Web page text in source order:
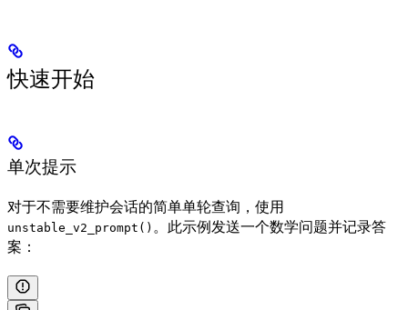
快速开始
单次提示
对于不需要维护会话的简单单轮查询，使用
unstable_v2_prompt() 。此示例发送一个数学问题并记录答
案：